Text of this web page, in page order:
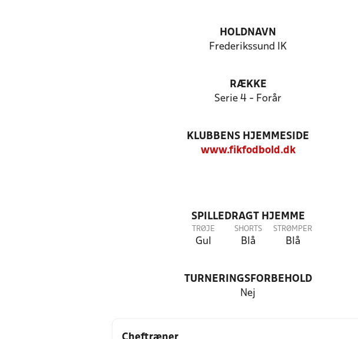
HOLDNAVN
Frederikssund IK
RÆKKE
Serie 4 - Forår
KLUBBENS HJEMMESIDE
www.fikfodbold.dk
SPILLEDRAGT HJEMME
TRØJE
Gul
SHORTS
Blå
STRØMPER
Blå
TURNERINGSFORBEHOLD
Nej